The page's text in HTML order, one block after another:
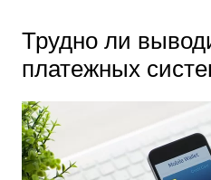
Трудно ли
платежных